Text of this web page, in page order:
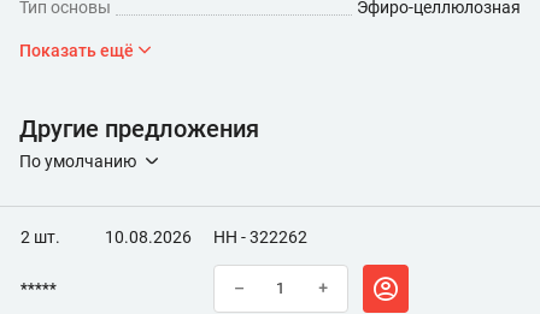
Тип основы Эфиро-целлюлозная
Минимальный расход (мл/кв.м)
Показать ещё
Другие предложения
По умолчанию
2 шт. 10.08.2026 НН - 322262
***** – +